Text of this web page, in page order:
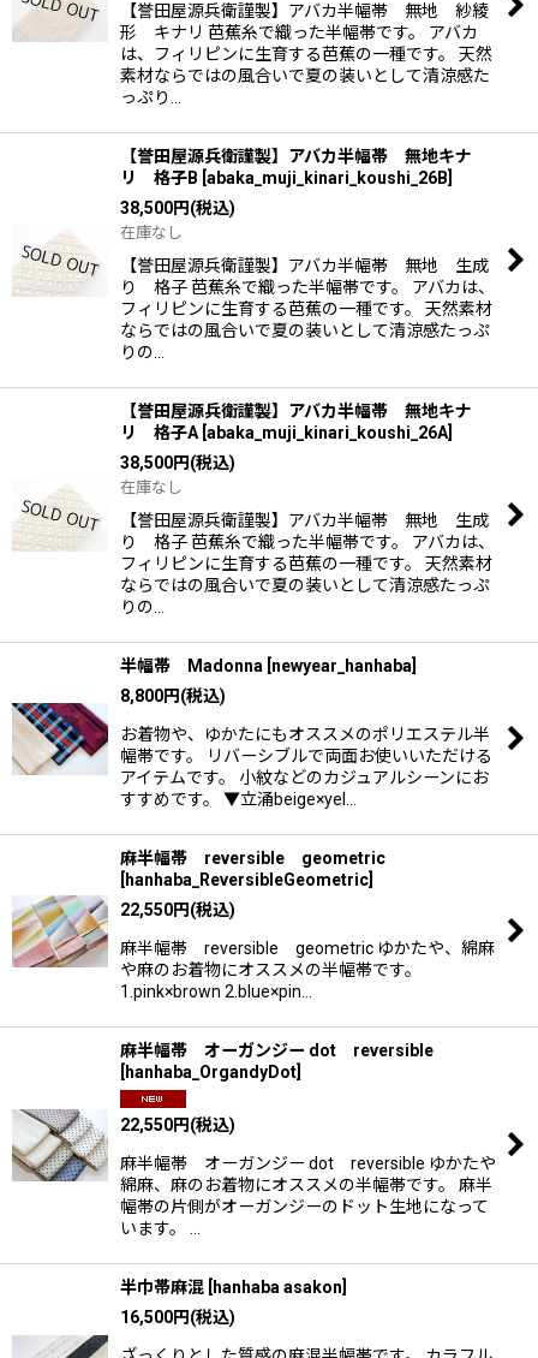
【誉田屋源兵衛謹製】アバカ半幅帯 無地 紗綾
形 キナリ 芭蕉糸で織った半幅帯です。 アバカ
は、フィリピンに生育する芭蕉の一種です。 天然
素材ならではの風合いで夏の装いとして清涼感た
っぷり…
【誉田屋源兵衛謹製】アバカ半幅帯 無地キナ
リ 格子B abaka_muji_kinari_koushi_26B
38,500円(税込)
在庫なし
【誉田屋源兵衛謹製】アバカ半幅帯 無地 生成
り 格子 芭蕉糸で織った半幅帯です。 アバカは、
フィリピンに生育する芭蕉の一種です。 天然素材
ならではの風合いで夏の装いとして清涼感たっぷ
りの…
【誉田屋源兵衛謹製】アバカ半幅帯 無地キナ
リ 格子A abaka_muji_kinari_koushi_26A]
38,500円(税込)
在庫なし
【誉田屋源兵衛謹製】アバカ半幅帯 無地 生成
り 格子 芭蕉糸で織った半幅帯です。 アバカは、
フィリピンに生育する芭蕉の一種です。 天然素材
ならではの風合いで夏の装いとして清涼感たっぷ
りの…
半幅帯 Madonna newyear_hanhaba
8,800円(税込)
お着物や、ゆかたにもオススメのポリエステル半
幅帯です。 リバーシブルで両面お使いいただける
アイテムです。 小紋などのカジュアルシーンにお
すすめです。 ▼立涌beige×yel…
麻半幅帯 reversible geometric
hanhaba_ReversibleGeometric
22,550円(税込)
麻半幅帯 reversible geometric ゆかたや、綿麻
や麻のお着物にオススメの半幅帯です。
1.pink×brown 2.blue×pin…
麻半幅帯 オーガンジー dot reversible
hanhaba_OrgandyDot
22,550円(税込)
麻半幅帯 オーガンジー dot reversible ゆかたや
綿麻、麻のお着物にオススメの半幅帯です。 麻半
幅帯の片側がオーガンジーのドット生地になって
います。 …
半巾帯麻混 hanhaba asakon
16,500円(税込)